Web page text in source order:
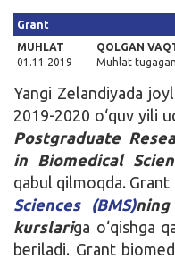
Grant
MUHLAT
01.11.2019
QOLGAN
Muhlat tugagan
Yangi Zelandiyada
2019-2020 o‘quv yili
Postgraduate
in Biomedical
qabul qilmoqda. Grant
Sciences (BMS)ning
kurslariga o‘qishga
beriladi. Grant